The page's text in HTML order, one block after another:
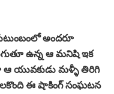
అందరూ
ఉన్న ఆ మనిషి ఇక
యువకుడు మళ్ళీ తిరిగి
ఈ షాకింగ్ సంఘటన